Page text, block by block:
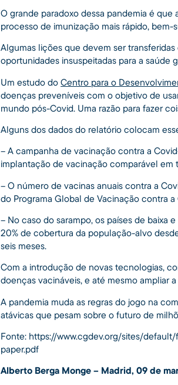
O grande paradoxo dessa pandemia é
processo de imunização mais rápido,
Algumas lições que devem ser
oportunidades insuspeitadas para a saúde
Um estudo doCentro para o
doenças preveníveis com o objetivo de
mundo pós-Covid. Uma razão para fazer
Alguns dos dados do relatório colocam
– A campanha de vacinação contra a
implantação de vacinação comparável em
– O número de vacinas anuais contra a
do Programa Global de Vacinação contra
– No caso do sarampo, os países de baixa
20% de cobertura da população-alvo
seis meses.
Com a introdução de novas tecnologias,
doenças vacináveis, e até mesmo ampliar
A pandemia muda as regras do jogo na
atávicas que pesam sobre o futuro de
Fonte: https://www.cgdev.org/sites/
paper.pdf
Alberto Berga Monge – Madrid, 09 de